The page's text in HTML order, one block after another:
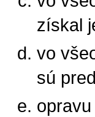
získal
vo
sú